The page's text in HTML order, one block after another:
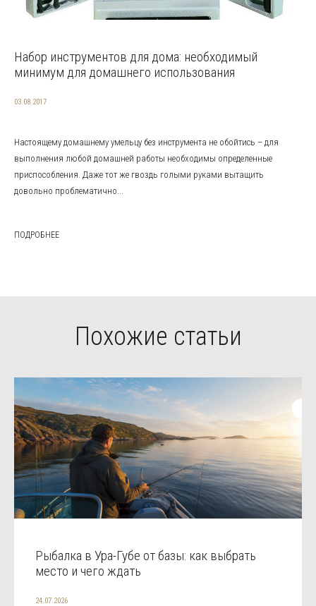
Набор инструментов для дома: необходимый
минимум для домашнего использования
03.08.2017
Настоящему домашнему умельцу без инструмента не обойтись – для
выполнения любой домашней работы необходимы определенные
приспособления. Даже тот же гвоздь голыми руками вытащить
довольно проблематично...
ПОДРОБНЕЕ
Похожие статьи
Рыбалка в Ура-Губе от базы: как выбрать
место и чего ждать
24.07.2026